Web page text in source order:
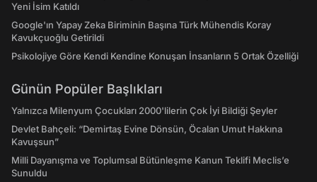
Yeni İsim Katıldı
Google'ın Yapay Zeka Biriminin Başına Türk Mühendis Koray
Kavukçuoğlu Getirildi
Psikolojiye Göre Kendi Kendine Konuşan İnsanların 5 Ortak Özelliği
Günün Popüler Başlıkları
Yalnızca Milenyum Çocukları 2000'lilerin Çok İyi Bildiği Şeyler
Devlet Bahçeli: “Demirtaş Evine Dönsün, Öcalan Umut Hakkına
Kavuşsun”
Milli Dayanışma ve Toplumsal Bütünleşme Kanun Teklifi Meclis’e
Sunuldu